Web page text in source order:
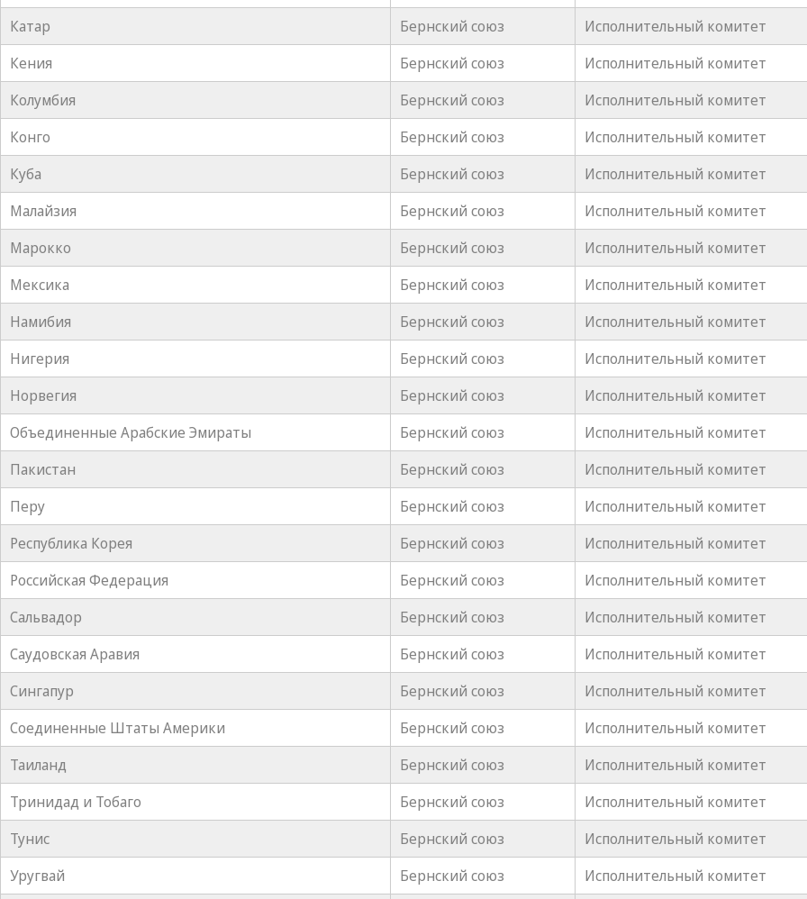
Катар
Бернский союз
Исполнительный комитет
Кения
Бернский союз
Исполнительный комитет
Колумбия
Бернский союз Исполнительный комитет
Конго
Бернский союз
Исполнительный комитет
Куба
Бернский союз
Исполнительный комитет
Малайзия
Бернский союз
Исполнительный комитет
Марокко
Бернский союз
Исполнительный комитет
Мексика
Бернский союз
Исполнительный комитет
Намибия
Бернский союз
Исполнительный комитет
Нигерия
Бернский союз
Исполнительный комитет
Норвегия
Бернский союз
Исполнительный комитет
Объединенные Арабские Эмираты
Бернский союз
Исполнительный комитет
Пакистан
Бернский союз
Исполнительный комитет
Перу
Бернский союз
Исполнительный комитет
Республика Корея
Бернский союз
Исполнительный комитет
Российская Федерация
Бернский союз
Исполнительный комитет
Сальвадор
Бернский союз
Исполнительный комитет
Саудовская Аравия
Бернский союз
Исполнительный комитет
Сингапур
Бернский союз
Исполнительный комитет
Соединенные Штаты Америки
Бернский союз
Исполнительный комитет
Таиланд
Бернский союз
Исполнительный комитет
Тринидад и Тобаго
Бернский союз
Исполнительный комитет
Тунис
Бернский союз
Исполнительный комитет
Уругвай
Бернский союз Исполнительный комитет